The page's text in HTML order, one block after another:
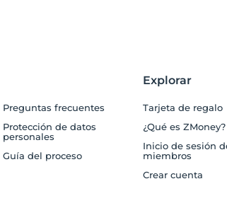
Preguntas frecuentes
Protección de datos
personales
Guía del proceso
Explorar
Tarjeta de regalo
¿Qué es ZMoney?
Inicio de sesión
miembros
Crear cuenta